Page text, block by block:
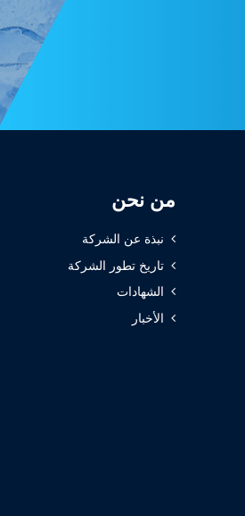
من نحن
نبذة عن الشركة
تاريخ تطور الشركة
الشهادات
الأخبار